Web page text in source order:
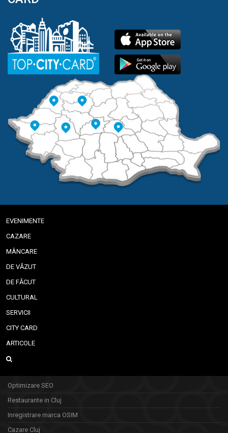
EVENIMENTE
CAZARE
MÂNCARE
DE VĂZUT
DE FĂCUT
CULTURAL
SERVICII
CITY CARD
ARTICOLE
Optimizare SEO
Restaurante in Cluj
Inregistrare marca OSIM
Cazare Cluj